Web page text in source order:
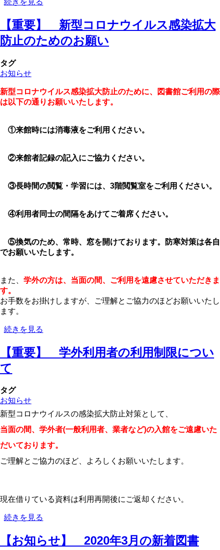
ら
せ】
学
者
の
書
館
用
再
の
ら
の
【重要】 新型コロナウイルス感染拡大
防止のためのお願い
タグ
お知らせ
新型コロナウイルス感染拡大防止のために、図書館ご利用の際
は以下の通りお願いいたします。
①来館時には消毒液をご利用ください。
②来館者記録の記入にご協力ください。
③長時間の閲覧・学習には、3階閲覧室をご利用ください。
④利用者同士の間隔をあけてご着席ください。
⑤換気のため、常時、窓を開けております。防寒対策は各自
でお願いいたします。
また、 学外の方は、当面の間、ご利用を遠慮させていただきま
す。
お手数をお掛けしますが、ご理解とご協力のほどお願いいたし
ます。
【重
新
型
コ
ナ
ウ
イ
ス
感
拡
止
の
た
の
お
続きを見る
【重要】 学外利用者の利用制限につい
て
タグ
お知らせ
新型コロナウイルスの感染拡大防止対策として、
当面の間、学外者(一般利用者、業者など)の入館をご遠慮いた
だいております。
ご理解とご協力のほど、よろしくお願いいたします。
現在借りている資料は利用再開後にご返却ください。
【重
学
続きを見る
【お知らせ】 2020年3月の新着図書